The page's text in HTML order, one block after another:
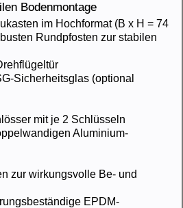
Bodenmontage
im Hochformat (B x H = 74
Rundpfosten zur stabilen
Sicherheitsglas (optional
mit je 2 Schlüsseln
Aluminium-
zur wirkungsvolle Be- und
EPDM-